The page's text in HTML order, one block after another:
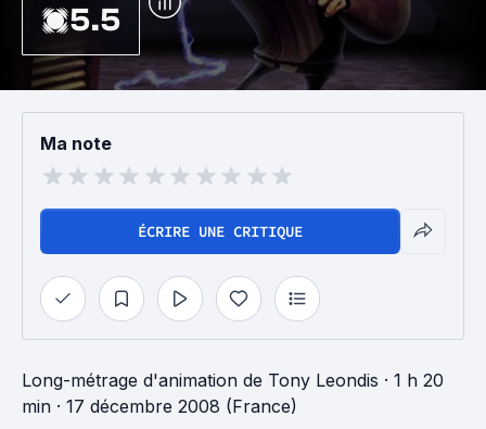
5.5
Ma note
ÉCRIRE UNE CRITIQUE
Long-métrage d'animation de Tony Leondis · 1 h 20
min · 17 décembre 2008 (France)